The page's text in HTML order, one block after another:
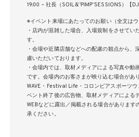
19:00 – 社長（SOIL&”PIMP”SESSIONS）【DJ
※イベント来場にあたってのお願い（全文はウ
・店内が混雑した場合、入場規制をさせてい
す。
・会場や近隣店舗などへの配慮の観点から、
慮いただいております。
・会場内では、取材メディアによる写真や動
です。会場内のお客さまが映り込む場合があ
WAVE・Festival Life・コロンビアスポーツウ
ベント終了後の広告物、取材メディアによる
WEBなどに露出／掲載される場合があります
承ください。